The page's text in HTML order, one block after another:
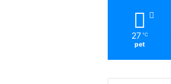
27 ℃
pet